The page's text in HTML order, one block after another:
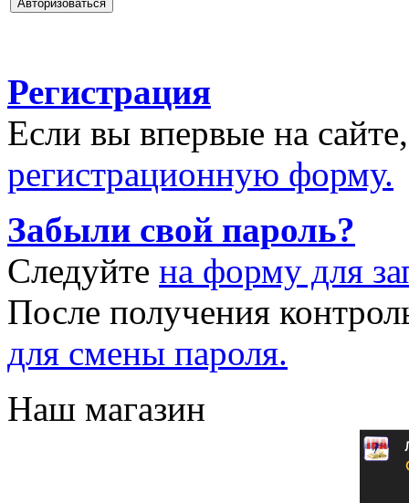
Регистрация
Если вы впервые на
регистрационную форму.
Забыли свой пароль?
Следуйте на форму для
После получения
для смены пароля.
Наш магазин